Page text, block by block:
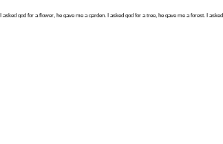
I asked god for a flower, he gave me a garden. I asked god for a tree, he gave me a forest. I asked